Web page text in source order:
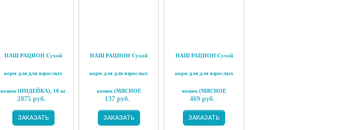
НАШ РАЦИОН Сухой
корм для для взрослых
кошек (ИНДЕЙКА), 10 кг
2875 руб.
ЗАКАЗАТЬ
НАШ РАЦИОН Сухой
корм для для взрослых
кошек (МЯСНОЕ
137 руб.
ЗАКАЗАТЬ
НАШ РАЦИОН Сухой
корм для для взрослых
кошек (МЯСНОЕ
469 руб.
ЗАКАЗАТЬ